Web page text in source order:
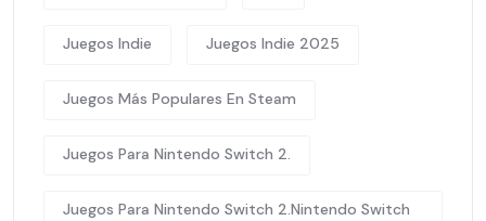
Juegos Indie Juegos Indie 2025
Juegos Más Populares En Steam
Juegos Para Nintendo Switch 2.
Juegos Para Nintendo Switch 2.Nintendo Switch